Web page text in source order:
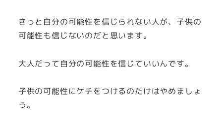
きっと自分の可能性を信じられない人が、子供の
可能性も信じないのだと思います。
大人だって自分の可能性を信じていいんです。
子供の可能性にケチをつけるのだけはやめましょ
う。